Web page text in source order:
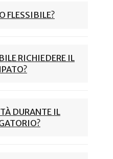
FLESSIBILE?
RICHIEDERE IL
DURANTE IL